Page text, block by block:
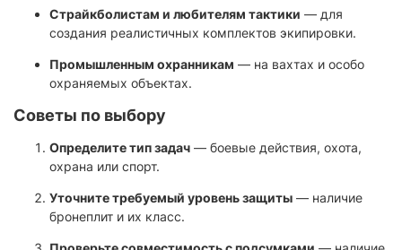
Страйкболистам и любителям тактики — для
создания реалистичных комплектов экипировки.
Промышленным охранникам — на вахтах и особо
охраняемых объектах.
Советы по выбору
Определите тип задач — боевые действия, охота,
охрана или спорт.
Уточните требуемый уровень защиты — наличие
бронеплит и их класс.